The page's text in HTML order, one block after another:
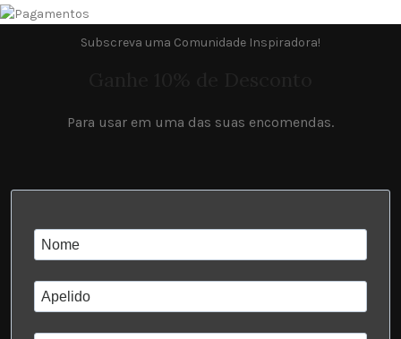
Subscreva uma Comunidade Inspiradora!
Para usar em uma das suas encomendas.